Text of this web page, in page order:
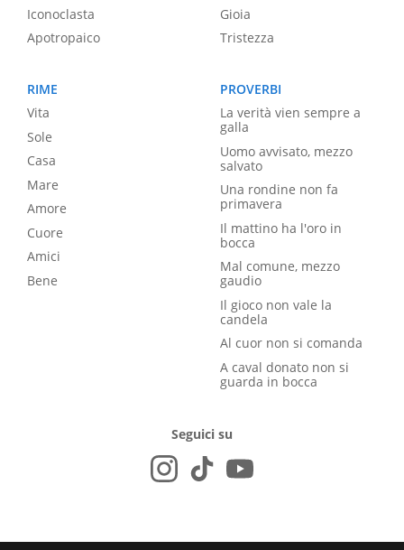
Iconoclasta
Apotropaico
Gioia
Tristezza
RIME
Vita
Sole
Casa
Mare
Amore
Cuore
Amici
Bene
PROVERBI
La verità vien sempre a
galla
Uomo avvisato, mezzo
salvato
Una rondine non fa
primavera
Il mattino ha l'oro in
bocca
Mal comune, mezzo
gaudio
Il gioco non vale la
candela
Al cuor non si comanda
A caval donato non si
guarda in bocca
Seguici su